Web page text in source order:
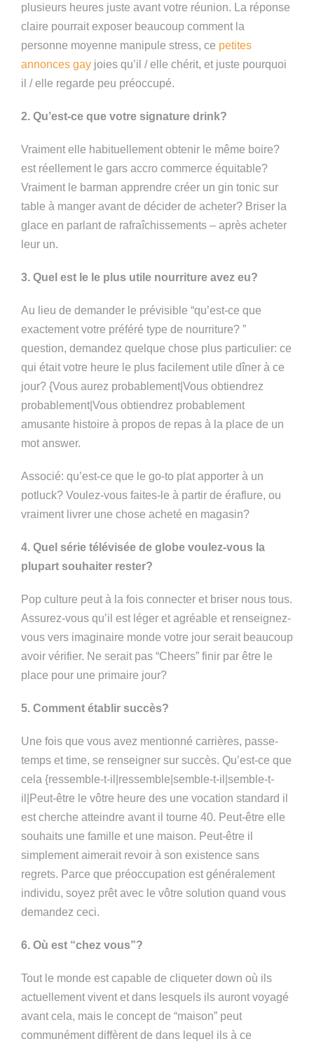
plusieurs heures juste avant votre réunion. La réponse
claire pourrait exposer beaucoup comment la
personne moyenne manipule stress, ce petites
annonces gay joies qu’il / elle chérit, et juste pourquoi
il / elle regarde peu préoccupé.
2. Qu’est-ce que votre signature drink?
Vraiment elle habituellement obtenir le même boire?
est réellement le gars accro commerce équitable?
Vraiment le barman apprendre créer un gin tonic sur
table à manger avant de décider de acheter? Briser la
glace en parlant de rafraîchissements – après acheter
leur un.
3. Quel est le le plus utile nourriture avez eu?
Au lieu de demander le prévisible “qu’est-ce que
exactement votre préféré type de nourriture? ”
question, demandez quelque chose plus particulier: ce
qui était votre heure le plus facilement utile dîner à ce
jour? {Vous aurez probablement|Vous obtiendrez
probablement|Vous obtiendrez probablement
amusante histoire à propos de repas à la place de un
mot answer.
Associé: qu’est-ce que le go-to plat apporter à un
potluck? Voulez-vous faites-le à partir de éraflure, ou
vraiment livrer une chose acheté en magasin?
4. Quel série télévisée de globe voulez-vous la
plupart souhaiter rester?
Pop culture peut à la fois connecter et briser nous tous.
Assurez-vous qu’il est léger et agréable et renseignez-
vous vers imaginaire monde votre jour serait beaucoup
avoir vérifier. Ne serait pas “Cheers” finir par être le
place pour une primaire jour?
5. Comment établir succès?
Une fois que vous avez mentionné carrières, passe-
temps et time, se renseigner sur succès. Qu’est-ce que
cela {ressemble-t-il|ressemble|semble-t-il|semble-t-
il|Peut-être le vôtre heure des une vocation standard il
est cherche atteindre avant il tourne 40. Peut-être elle
souhaits une famille et une maison. Peut-être il
simplement aimerait revoir à son existence sans
regrets. Parce que préoccupation est généralement
individu, soyez prêt avec le vôtre solution quand vous
demandez ceci.
6. Où est “chez vous”?
Tout le monde est capable de cliqueter down où ils
actuellement vivent et dans lesquels ils auront voyagé
avant cela, mais le concept de “maison” peut
communément diffèrent de dans lequel ils à ce